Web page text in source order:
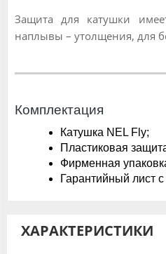
Защита для катушки
наплывы – утолщения, для
Комплектация
Катушка NEL Fly;
Пластиковая
Фирменная
Гарантийный лист
ХАРАКТЕРИСТИКИ